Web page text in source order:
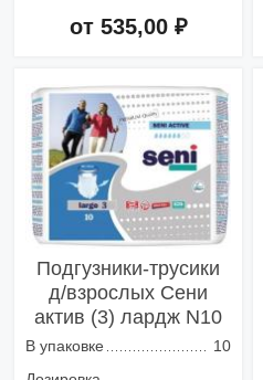
от 535,00 ₽
Подгузники-трусики
д/взрослых Сени
актив (3) лардж N10
В упаковке
10